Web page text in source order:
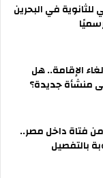
للثانوية في البحرين
الإقامة.. هل
منشأة جديدة؟
فتاة داخل مصر..
بالتفصيل